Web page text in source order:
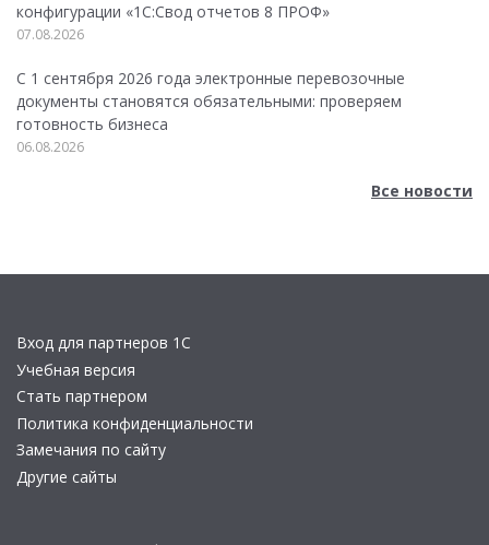
конфигурации «1C:Свод отчетов 8 ПРОФ»
07.08.2026
С 1 сентября 2026 года электронные перевозочные
документы становятся обязательными: проверяем
готовность бизнеса
06.08.2026
Все новости
Вход для партнеров 1С
Учебная версия
Стать партнером
Политика конфиденциальности
Замечания по сайту
Другие сайты